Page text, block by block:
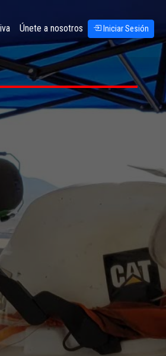
Únete a nosotros Iniciar Sesión